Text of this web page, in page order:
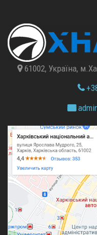
61002, Україна,